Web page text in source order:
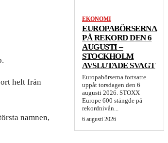
helt från
namnen,
EKONOMI
EUROPABÖRSERNA
PÅ REKORD DEN 6
AUGUSTI –
STOCKHOLM
AVSLUTADE SVAGT
Europabörserna fortsatte
uppåt torsdagen den 6
augusti 2026. STOXX
Europe 600 stängde på
rekordnivån...
6 augusti 2026